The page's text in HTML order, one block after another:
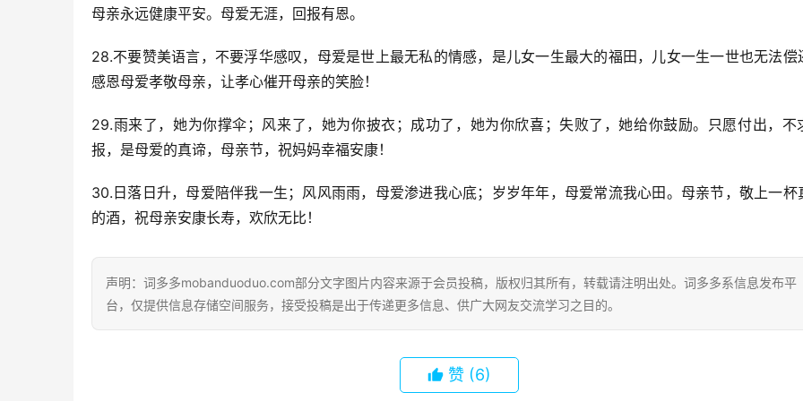
母亲永远健康平安。母爱无涯，回报有恩。
28.不要赞美语言，不要浮华感叹，母爱是世上最无私的情感，是儿女一生最大的福田，儿女一生一世也无法偿
感恩母爱孝敬母亲，让孝心催开母亲的笑脸！
29.雨来了，她为你撑伞；风来了，她为你披衣；成功了，她为你欣喜；失败了，她给你鼓励。只愿付出，不
报，是母爱的真谛，母亲节，祝妈妈幸福安康！
30.日落日升，母爱陪伴我一生；风风雨雨，母爱渗进我心底；岁岁年年，母爱常流我心田。母亲节，敬上一杯
的酒，祝母亲安康长寿，欢欣无比！
声明：词多多mobanduoduo.com部分文字图片内容来源于会员投稿，版权归其所有，转载请注明出处。词多多系信息发布平
台，仅提供信息存储空间服务，接受投稿是出于传递更多信息、供广大网友交流学习之目的。
赞 (6)